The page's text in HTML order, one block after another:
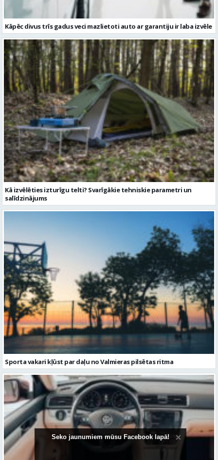
Kā izvēlēties izturīgu telti? Svarīgākie tehniskie parametri un
salīdzinājums
Sporta vakari kļūst par daļu no Valmieras pilsētas ritma
Seko jaunumiem mūsu Facebook lapā!